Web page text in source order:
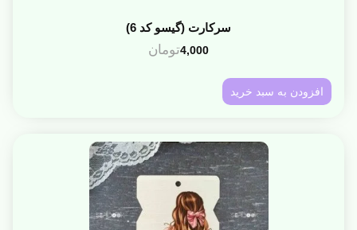
سرکارت (گیسو کد 6)
4,000تومان
افزودن به سبد خرید